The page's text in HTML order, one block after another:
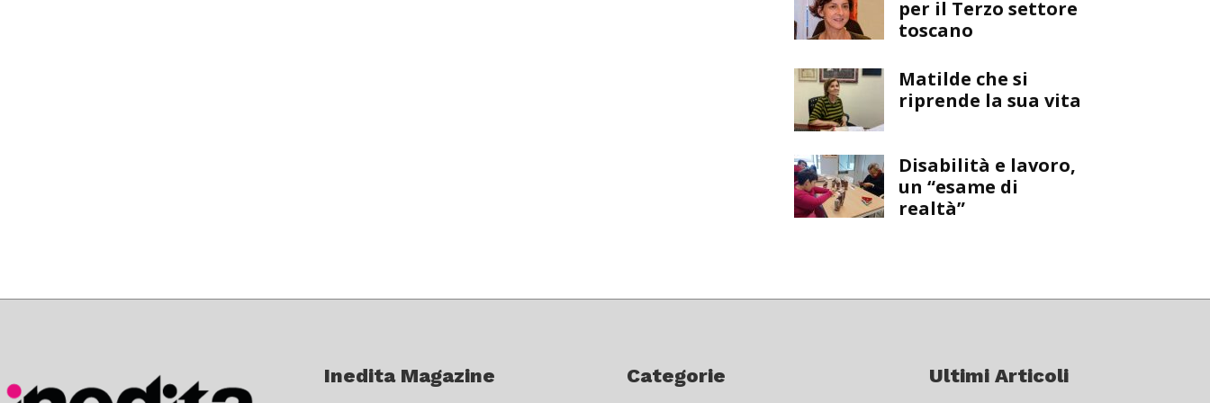
per il Terzo settore
toscano
Matilde che si
riprende la sua vita
Disabilità e lavoro,
un “esame di
realtà”
Inedita Magazine Categorie Ultimi Articoli